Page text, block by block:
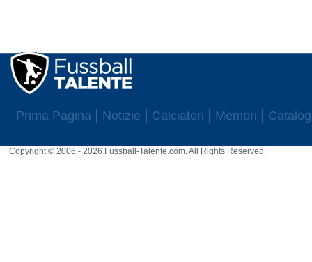
Prima Pagina Notizie Calciatori Membri
Copyright © 2006 - 2026 Fussball-Talente.com. All Rights Reserved.